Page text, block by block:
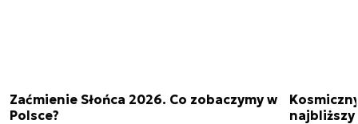
Zaćmienie Słońca 2026. Co zobaczymy w
Polsce?